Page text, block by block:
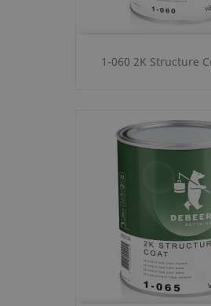
1-060 2K Structure